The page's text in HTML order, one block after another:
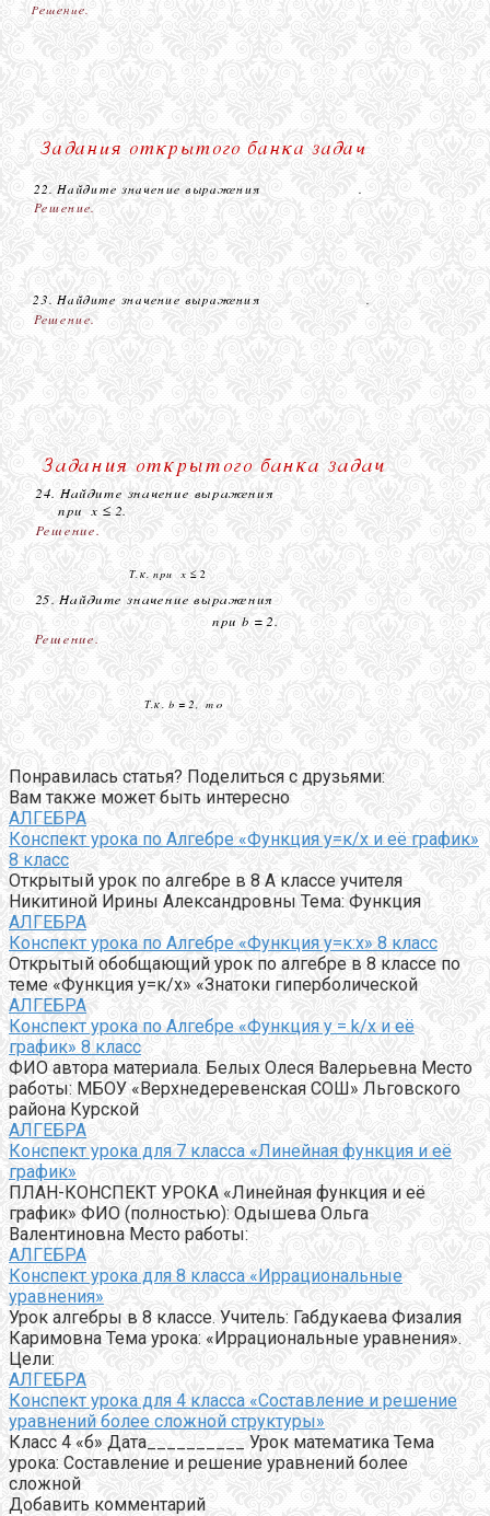
Понравилась статья? Поделиться с друзьями:
Вам также может быть интересно
АЛГЕБРА
Конспект урока по Алгебре «Функция у=к/х и её график»
8 класс
Открытый урок по алгебре в 8 А классе учителя
Никитиной Ирины Александровны Тема: Функция
АЛГЕБРА
Конспект урока по Алгебре «Функция у=к:х» 8 класс
Открытый обобщающий урок по алгебре в 8 классе по
теме «Функция у=к/х» «Знатоки гиперболической
АЛГЕБРА
Конспект урока по Алгебре «Функция y = k/x и её
график» 8 класс
ФИО автора материала. Белых Олеся Валерьевна Место
работы: МБОУ «Верхнедеревенская СОШ» Льговского
района Курской
АЛГЕБРА
Конспект урока для 7 класса «Линейная функция и её
график»
ПЛАН-КОНСПЕКТ УРОКА «Линейная функция и её
график» ФИО (полностью): Одышева Ольга
Валентиновна Место работы:
АЛГЕБРА
Конспект урока для 8 класса «Иррациональные
уравнения»
Урок алгебры в 8 классе. Учитель: Габдукаева Физалия
Каримовна Тема урока: «Иррациональные уравнения».
Цели:
АЛГЕБРА
Конспект урока для 4 класса «Составление и решение
уравнений более сложной структуры»
Класс 4 «б» Дата__________ Урок математика Тема
урока: Составление и решение уравнений более
сложной
Добавить комментарий